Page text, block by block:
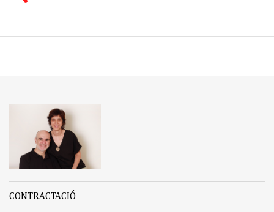
CONTRACTACIÓ